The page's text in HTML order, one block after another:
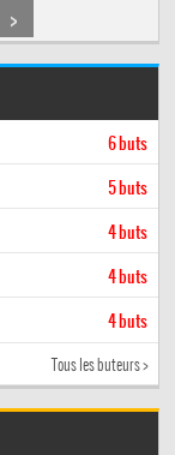
>
6 buts
5 buts
4 buts
4 buts
4 buts
Tous les buteurs >